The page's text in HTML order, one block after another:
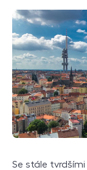
Se stále